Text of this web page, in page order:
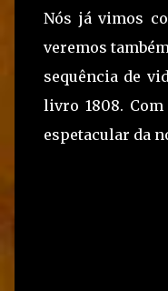
Nós já vimos
veremos
sequência de
livro 1808.
espetacular da